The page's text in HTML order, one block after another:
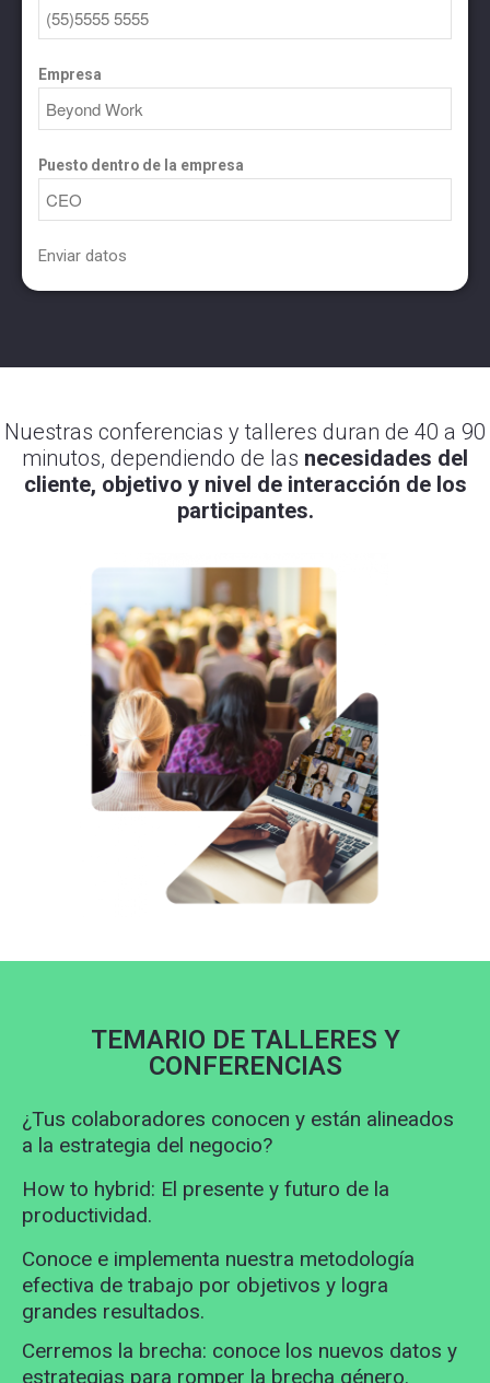
Empresa
Puesto dentro de la empresa
Enviar datos
Nuestras conferencias y talleres duran de 40 a 90
minutos, dependiendo de las necesidades del
cliente, objetivo y nivel de interacción de los
participantes.
TEMARIO DE TALLERES Y
CONFERENCIAS
¿Tus colaboradores conocen y están alineados
a la estrategia del negocio?
How to hybrid: El presente y futuro de la
productividad.
Conoce e implementa nuestra metodología
efectiva de trabajo por objetivos y logra
grandes resultados.
Cerremos la brecha: conoce los nuevos datos y
estrategias para romper la brecha género.